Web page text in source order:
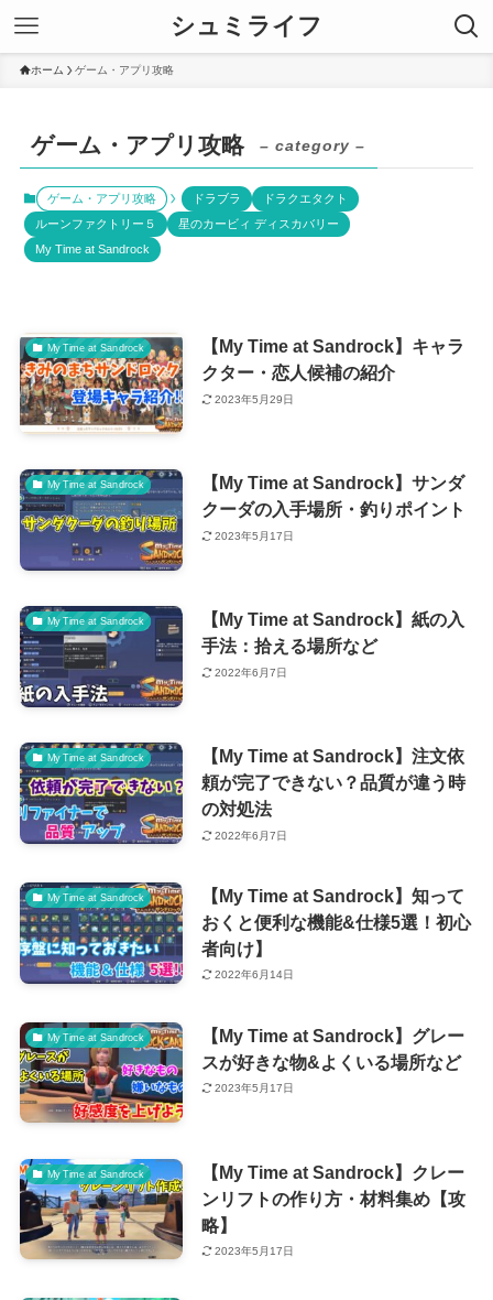
シュミライフ
ホーム ゲーム・アプリ攻略
ゲーム・アプリ攻略 – category –
ゲーム・アプリ攻略 ドラブラ
ドラクエタクト
ルーンファクトリー５
星のカービィ ディスカバリー
My Time at Sandrock
My Time at Sandrock
【My Time at Sandrock】キャラ
クター・恋人候補の紹介
2023年5月29日
My Time at Sandrock
【My Time at Sandrock】サンダ
クーダの入手場所・釣りポイント
2023年5月17日
My Time at Sandrock
【My Time at Sandrock】紙の入
手法：拾える場所など
2022年6月7日
My Time at Sandrock
【My Time at Sandrock】注文依
頼が完了できない？品質が違う時
の対処法
2022年6月7日
My Time at Sandrock
【My Time at Sandrock】知って
おくと便利な機能&仕様5選！初心
者向け】
2022年6月14日
My Time at Sandrock
【My Time at Sandrock】グレー
スが好きな物&よくいる場所など
2023年5月17日
My Time at Sandrock
【My Time at Sandrock】クレー
ンリフトの作り方・材料集め【攻
略】
2023年5月17日